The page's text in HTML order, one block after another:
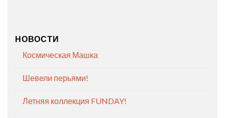
НОВОСТИ
Космическая Машка
Шевели перьями!
Летняя коллекция FUNDAY!